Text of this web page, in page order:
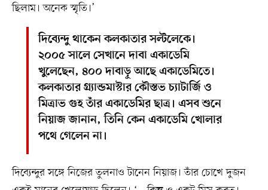
ছিলাম। অনেক স্মৃতি।’
দিব্যেন্দু থাকেন কলকাতার সল্টলেকে।
২০০৫ সালে সেখানে দাবা একাডেমি
খুলেছেন, ৪০০ দাবাড়ু আছে একাডেমিতে।
কলকাতার গ্র্যান্ডমাস্টার কৌস্তভ চ্যাটার্জি ও
মিত্রাভ গুহ তাঁর একাডেমির ছাত্র। এসব শুনে
নিয়াজ জানান, তিনি কেন একাডেমি খোলার
পথে গেলেন না।
দিব্যেন্দুর সঙ্গে নিজের তুলনাও টানেন নিয়াজ। তাঁর চোখে দুজন